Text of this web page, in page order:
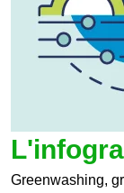
Greenwashing,